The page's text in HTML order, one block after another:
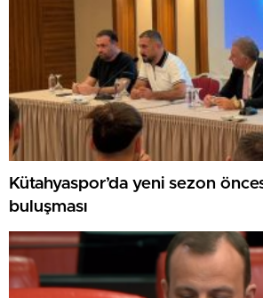
Kütahyaspor’da yeni sezon
buluşması